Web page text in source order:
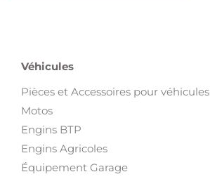
Véhicules
Pièces et Accessoires pour véhicules
Motos
Engins BTP
Engins Agricoles
Équipement Garage